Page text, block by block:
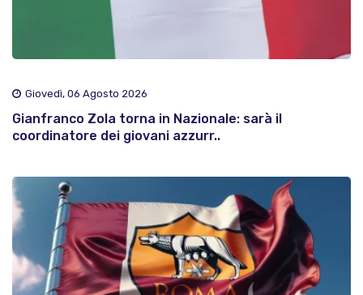
Giovedì, 06 Agosto 2026
Gianfranco Zola torna in Nazionale: sarà il
coordinatore dei giovani azzurr..